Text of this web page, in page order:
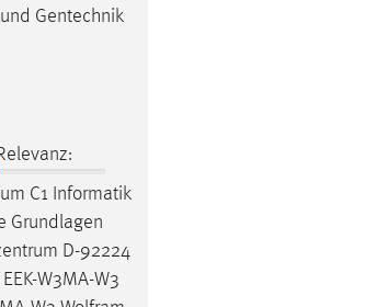
Gentechnik
C1 Informatik
Grundlagen
D-92224
W3MA-W3